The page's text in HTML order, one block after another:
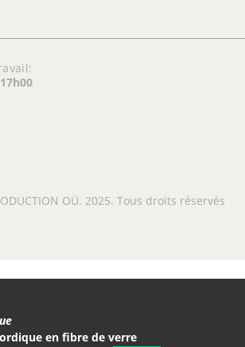
OÜ. 2025. Tous droits réservés
en fibre de verre